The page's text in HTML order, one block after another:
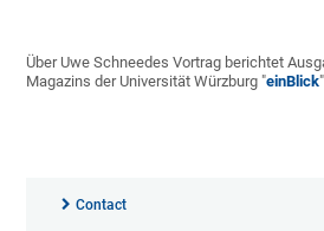
Über Uwe Schneedes Vortrag berichtet
Magazins der Universität Würzburg "einBlick
Contact